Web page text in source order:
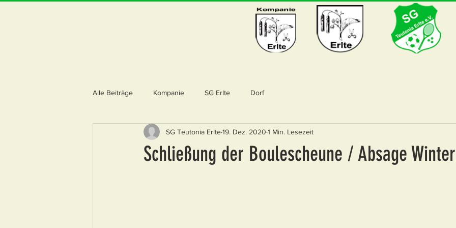
Alle Beiträge Kompanie SG Erlte Dorf
Schließung der Boulescheune / Absage
SG Teutonia Erlte19. Dez. 2020 1 Min. Lesezeit